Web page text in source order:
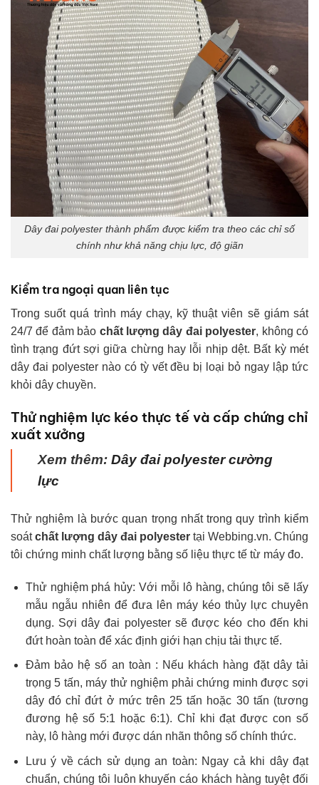
Dây đai polyester thành phẩm được kiểm tra theo các chỉ số
chính như khả năng chịu lực, độ giãn
Kiểm tra ngoại quan liên tục
Trong suốt quá trình máy chạy, kỹ thuật viên sẽ giám sát
24/7 để đảm bảo chất lượng dây đai polyester, không có
tình trạng đứt sợi giữa chừng hay lỗi nhịp dệt. Bất kỳ mét
dây đai polyester nào có tỳ vết đều bị loại bỏ ngay lập tức
khỏi dây chuyền.
Thử nghiệm lực kéo thực tế và cấp chứng chỉ
xuất xưởng
Xem thêm: Dây đai polyester cường
lực
Thử nghiệm là bước quan trọng nhất trong quy trình kiểm
soátchất lượng dây đai polyester tại Webbing.vn. Chúng
tôi chứng minh chất lượng bằng số liệu thực tế từ máy đo.
Thử nghiệm phá hủy: Với mỗi lô hàng, chúng tôi sẽ lấy
mẫu ngẫu nhiên để đưa lên máy kéo thủy lực chuyên
dụng. Sợi dây đai polyester sẽ được kéo cho đến khi
đứt hoàn toàn để xác định giới hạn chịu tải thực tế.
Đảm bảo hệ số an toàn : Nếu khách hàng đặt dây tải
trọng 5 tấn, máy thử nghiệm phải chứng minh được sợi
dây đó chỉ đứt ở mức trên 25 tấn hoặc 30 tấn (tương
đương hệ số 5:1 hoặc 6:1). Chỉ khi đạt được con số
này, lô hàng mới được dán nhãn thông số chính thức.
Lưu ý về cách sử dụng an toàn: Ngay cả khi dây đạt
chuẩn, chúng tôi luôn khuyến cáo khách hàng tuyệt đối